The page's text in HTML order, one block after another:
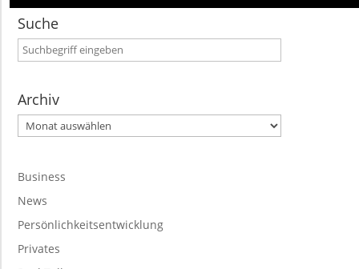
Suche
Archiv
Archiv
Business
News
Persönlichkeitsentwicklung
Privates